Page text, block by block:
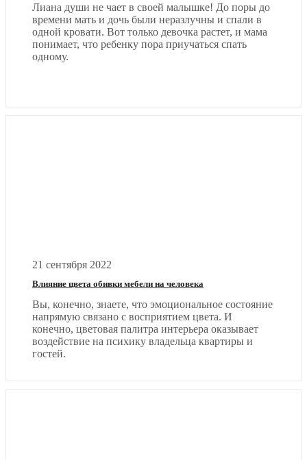
Лиана души не чает в своей малышке! До поры до
времени мать и дочь были неразлучны и спали в
одной кровати. Вот только девочка растет, и мама
понимает, что ребенку пора приучаться спать
одному.
21 сентября 2022
Влияние цвета обивки мебели на человека
Вы, конечно, знаете, что эмоциональное состояние
напрямую связано с восприятием цвета. И
конечно, цветовая палитра интерьера оказывает
воздействие на психику владельца квартиры и
гостей.